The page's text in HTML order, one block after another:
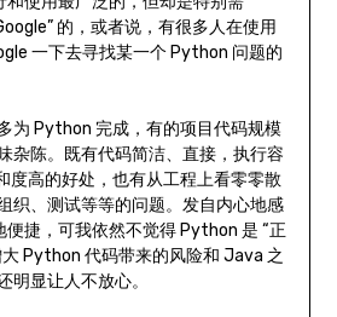
的，或者说，有很多人在使用
一下去寻找某一个 Python 问题的
为 Python 完成，有的项目代码规模
杂陈。既有代码简洁、直接，执行容
度高的好处，也有从工程上看零零散
织、测试等等的问题。发自内心地感
捷，可我依然不觉得 Python 是 “正
Python 代码带来的风险和 Java 之
明显让人不放心。